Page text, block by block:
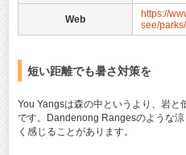
Web
https://
see/
短い距離でも暑さ対策を
You Yangsは森の中というより、岩と
です。Dandenong Rangesのような
く感じることがあります。